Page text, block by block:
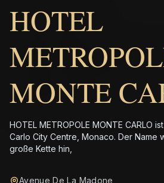
HOTEL
MONTE
HOTEL METROPOLE MONTE CARLO
Carlo City Centre, Monaco. Der Name
große Kette hin,
Avenue De La Madone